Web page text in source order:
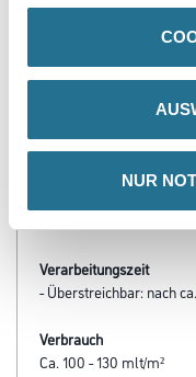
NUR
Untergründen
- Optimiert die
- Keine Strukturgebung
- Ideal als Systemgrund
Verarbeitungstemp./
Verarbeitungszeit
- Überstreichbar: nach
Verbrauch
Ca. 100 - 130 mlt/m²